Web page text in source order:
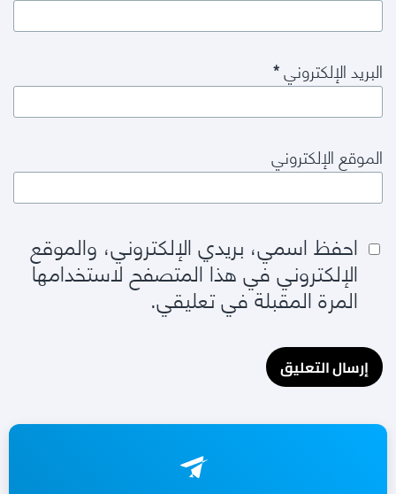
البريد الإلكتروني*
الموقع الإلكتروني
احفظ اسمي، بريدي الإلكتروني، والموقع
الإلكتروني في هذا المتصفح لاستخدامها
المرة المقبلة في تعليقي.